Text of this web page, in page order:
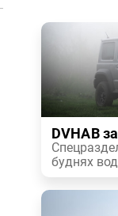
DVHAB
буднях